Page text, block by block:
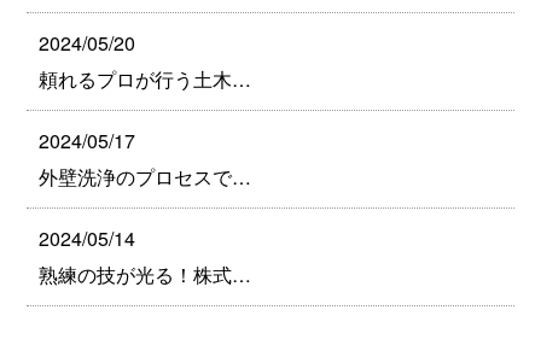
2024/05/20
頼れるプロが行う土木…
2024/05/17
外壁洗浄のプロセスで…
2024/05/14
熟練の技が光る！株式…